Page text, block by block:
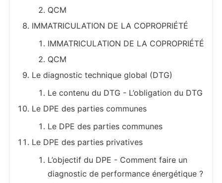
QCM
IMMATRICULATION DE LA COPROPRIÉTÉ
IMMATRICULATION DE LA COPROPRIÉTÉ
QCM
Le diagnostic technique global (DTG)
Le contenu du DTG - L’obligation du DTG
Le DPE des parties communes
Le DPE des parties communes
Le DPE des parties privatives
L’objectif du DPE - Comment faire un
diagnostic de performance énergétique ?